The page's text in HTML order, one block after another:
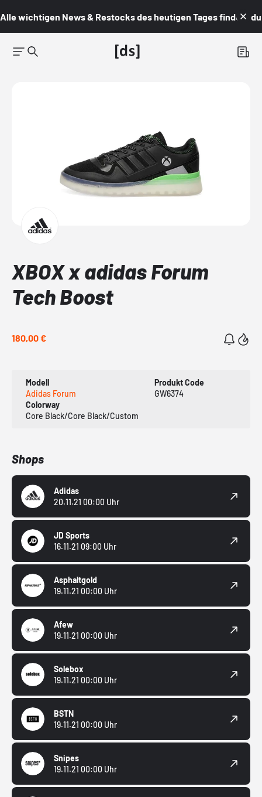
Alle wichtigen News & Restocks des heutigen Tages findest du
XBOX x adidas Forum
Tech Boost
180,00 €
Modell
Adidas Forum
Produkt Code
GW6374
Colorway
Core Black/Core Black/Custom
Shops
Adidas
20.11.21 00:00 Uhr
JD Sports
16.11.21 09:00 Uhr
Asphaltgold
19.11.21 00:00 Uhr
Afew
19.11.21 00:00 Uhr
Solebox
19.11.21 00:00 Uhr
BSTN
19.11.21 00:00 Uhr
Snipes
19.11.21 00:00 Uhr